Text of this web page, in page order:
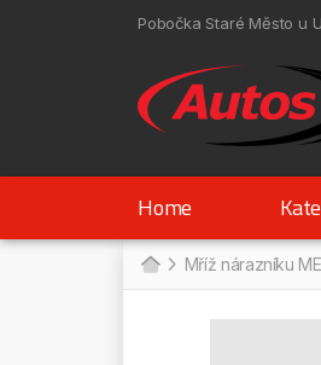
Pobočka Staré Město u
Home
Mříž nárazníku